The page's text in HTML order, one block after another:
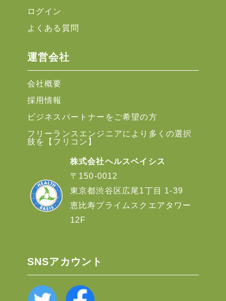
ログイン
よくある質問
運営会社
会社概要
採用情報
ビジネスパートナーをご希望の方
フリーランスエンジニアにより多くの選択
肢を【フリコン】
株式会社ヘルスベイシス
〒150-0012
東京都渋谷区広尾1丁目 1-39
恵比寿プライムスクエアタワー
12F
SNSアカウント